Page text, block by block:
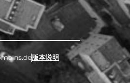
版本说明